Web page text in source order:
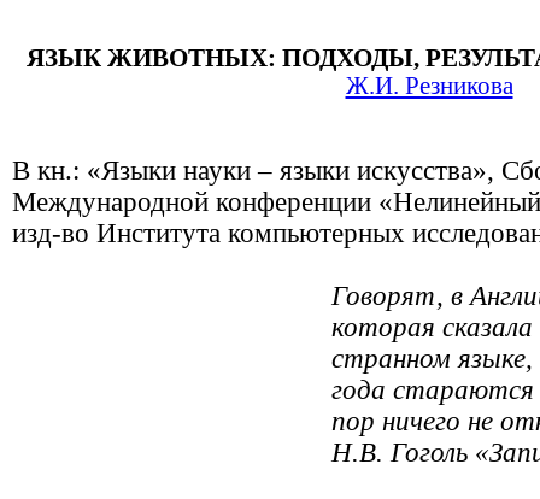
ЯЗЫК ЖИВОТНЫХ: ПОДХОДЫ,
Ж.И. Резникова
В кн.: «Языки науки – языки искусства»,
Международной конференции
изд-во Института компьютерных
Говорят, в
которая
странном
года стараются
пор ничего не
Н.В. Гоголь